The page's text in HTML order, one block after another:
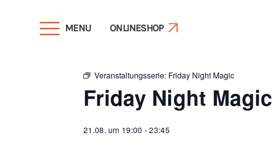
MENU ONLINESHOP
Veranstaltungsserie: Friday Night Magic
Friday Night Magic
21.08. um 19:00 -23:45